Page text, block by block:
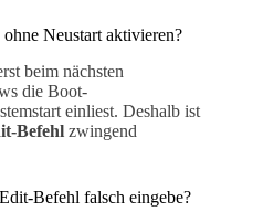
Neustart aktivieren?
beim nächsten
die Boot-
einliest. Deshalb ist
Befehl zwingend
Befehl falsch eingebe?